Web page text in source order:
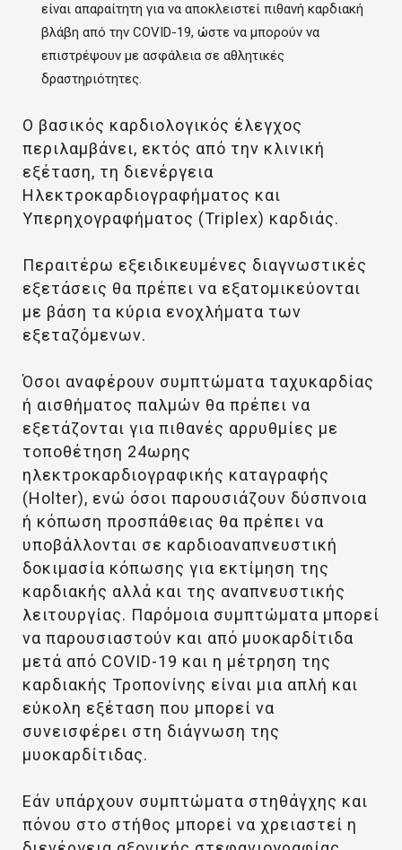
είναι απαραίτητη για να αποκλειστεί πιθανή καρδιακή
βλάβη από την COVID-19, ώστε να μπορούν να
επιστρέψουν με ασφάλεια σε αθλητικές
δραστηριότητες.
Ο βασικός καρδιολογικός έλεγχος
περιλαμβάνει, εκτός από την κλινική
εξέταση, τη διενέργεια
Ηλεκτροκαρδιογραφήματος και
Υπερηχογραφήματος (Triplex) καρδιάς.
Περαιτέρω εξειδικευμένες διαγνωστικές
εξετάσεις θα πρέπει να εξατομικεύονται
με βάση τα κύρια ενοχλήματα των
εξεταζόμενων.
Όσοι αναφέρουν συμπτώματα ταχυκαρδίας
ή αισθήματος παλμών θα πρέπει να
εξετάζονται για πιθανές αρρυθμίες με
τοποθέτηση 24ωρης
ηλεκτροκαρδιογραφικής καταγραφής
(Holter), ενώ όσοι παρουσιάζουν δύσπνοια
ή κόπωση προσπάθειας θα πρέπει να
υποβάλλονται σε καρδιοαναπνευστική
δοκιμασία κόπωσης για εκτίμηση της
καρδιακής αλλά και της αναπνευστικής
λειτουργίας. Παρόμοια συμπτώματα μπορεί
να παρουσιαστούν και από μυοκαρδίτιδα
μετά από COVID-19 και η μέτρηση της
καρδιακής Τροπονίνης είναι μια απλή και
εύκολη εξέταση που μπορεί να
συνεισφέρει στη διάγνωση της
μυοκαρδίτιδας.
Εάν υπάρχουν συμπτώματα στηθάγχης και
πόνου στο στήθος μπορεί να χρειαστεί η